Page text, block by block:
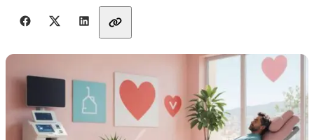
Dela med vänner